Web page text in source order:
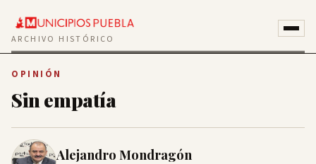
ARCHIVO HISTÓRICO
OPINIÓN
Sin empatía
Alejandro Mondragón